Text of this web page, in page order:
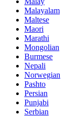
Malayalam
Maltese
Maori
Marathi
Mongolian
Burmese
Nepali
Norwegian
Pashto
Persian
Punjabi
Serbian